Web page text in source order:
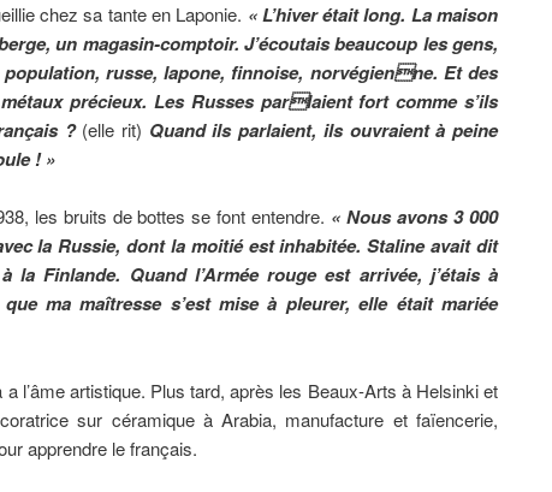
chez sa tante en Laponie. « L’hiver était long. La maison
un magasin-comptoir. J’écoutais beaucoup les gens,
russe, lapone, finnoise, norvégienne. Et des
précieux. Les Russes parlaient fort comme s’ils
? (elle rit) Quand ils parlaient, ils ouvraient à peine
! »
les bruits de bottes se font entendre. « Nous avons 3 000
la Russie, dont la moitié est inhabitée. Staline avait dit
la Finlande. Quand l’Armée rouge est arrivée, j’étais à
ma maîtresse s’est mise à pleurer, elle était mariée
l’âme artistique. Plus tard, après les Beaux-Arts à Helsinki et
sur céramique à Arabia, manufacture et faïencerie,
apprendre le français.